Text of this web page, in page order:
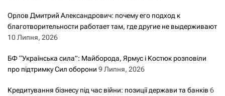
Орлов Дмитрий Александрович: почему его подход к
благотворительности работает там, где другие не выдерживают
10 Липня, 2026
БФ “Українська сила”: Майборода, Ярмус і Костюк розповіли
про підтримку Сил оборони 9 Липня, 2026
Кредитування бізнесу під час війни: позиції держави та банків 6